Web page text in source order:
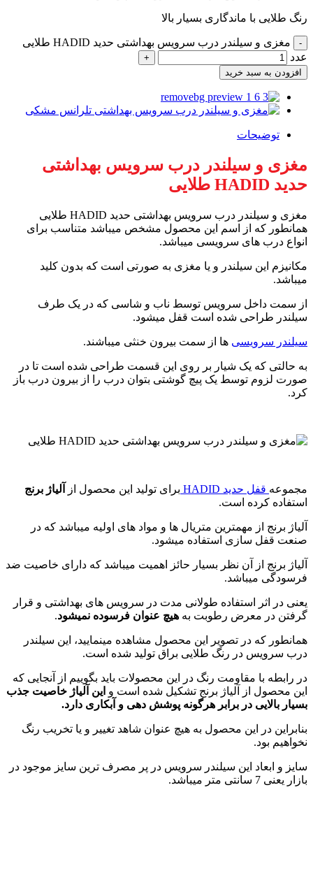
رنگ طلایی با ماندگاری بسیار بالا
مغزی و سیلندر درب سرویس بهداشتی حدید HADID طلایی
عدد
افزودن به سبد خرید
توضیحات
مغزی و سیلندر درب سرویس بهداشتی
حدید HADID طلایی
مغزی و سیلندر درب سرویس بهداشتی حدید HADID طلایی
همانطور که از اسم این محصول مشخص میباشد متناسب برای
انواع درب های سرویسی میباشد.
مکانیزم این سیلندر و یا مغزی به صورتی است که بدون کلید
میباشد.
از سمت داخل سرویس توسط ناب و شاسی که در یک طرف
سیلندر طراحی شده است قفل میشود.
سیلندر سرویسی ها از سمت بیرون خنثی میباشند.
به حالتی که یک شیار بر روی این قسمت طراحی شده است تا در
صورت لزوم توسط یک پیچ گوشتی بتوان درب را از بیرون درب باز
کرد.
مجموعه قفل حدید HADID برای تولید این محصول از
آلیاژ برنج
استفاده کرده است.
آلیاژ برنج از مهمترین متریال ها و مواد های اولیه میباشد که در
صنعت قفل سازی استفاده میشود.
آلیاژ برنج از آن نظر بسیار حائز اهمیت میباشد که دارای خاصیت ضد
فرسودگی میباشد.
یعنی در اثر استفاده طولانی مدت در سرویس های بهداشتی و قرار
گرفتن در معرض رطوبت به هیچ عنوان فرسوده نمیشود.
همانطور که در تصویر این محصول مشاهده مینمایید، این سیلندر
درب سرویس در رنگ طلایی براق تولید شده است.
در رابطه با مقاومت رنگ در این محصولات باید بگوییم از آنجایی که
این محصول از آلیاژ برنج تشکیل شده است و این آلیاژ خاصیت جذب
بسیار بالایی در برابر هرگونه پوشش دهی و آبکاری دارد.
بنابراین در این محصول به هیچ عنوان شاهد تغییر و یا تخریب رنگ
نخواهیم بود.
سایز و ابعاد این سیلندر سرویس در پر مصرف ترین سایز موجود در
بازار یعنی 7 سانتی متر میباشد.